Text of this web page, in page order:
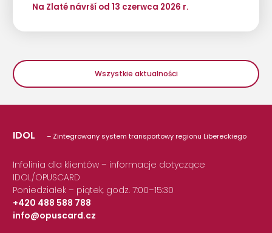
Na Zlaté návrší od 13 czerwca 2026 r.
Wszystkie aktualności
IDOL – Zintegrowany system transportowy regionu Libereckiego
Infolinia dla klientów – informacje dotyczące
IDOL/OPUSCARD
Poniedziałek – piątek, godz. 7:00–15:30
+420 488 588 788
|
info@opuscard.cz